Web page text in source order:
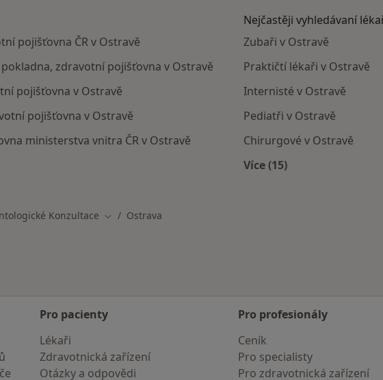
pojišťovna ČR v Ostravě
zdravotní pojišťovna v Ostravě
pojišťovna v Ostravě
pojišťovna v Ostravě
ministerstva vnitra ČR v Ostravě
Nejčastěji vyhledávaní
Zubaři v Ostravě
Praktičtí lékaři v Ostravě
Internisté v Ostravě
Pediatři v Ostravě
Chirurgové v Ostravě
Více (15)
Konzultace Změna města
Ostrava
Pro pacienty
Lékaři
Zdravotnická zařízení
Otázky a odpovědi
Pro profesionály
Ceník
Pro specialisty
Pro zdravotnická zařízení